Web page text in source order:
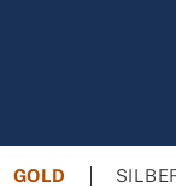
GOLD